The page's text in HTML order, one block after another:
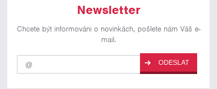
Newsletter
Chcete být informováni o novinkách, pošlete nám Váš e-
mail.
Pro
odběr
našich
ODESLAT